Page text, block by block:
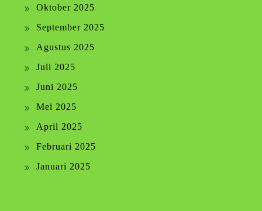
Oktober 2025
September 2025
Agustus 2025
Juli 2025
Juni 2025
Mei 2025
April 2025
Februari 2025
Januari 2025